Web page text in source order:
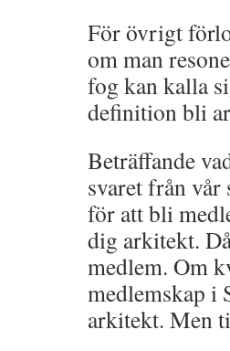
För övrigt
om man
fog kan kalla
definition bli
Beträffande
svaret från
för att bli
dig arkitekt.
medlem. Om
medlemskap i
arkitekt. Men